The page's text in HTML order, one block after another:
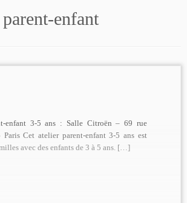
enfant
enfant 3-5 ans : Salle Citroën – 69 rue
Cet atelier parent-enfant 3-5 ans est
avec des enfants de 3 à 5 ans. […]